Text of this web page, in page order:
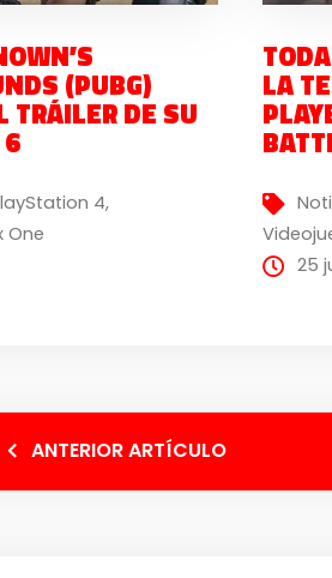
(PUBG)
TRÁILER DE SU
4,
One
LA
25
ANTERIOR ARTÍCULO